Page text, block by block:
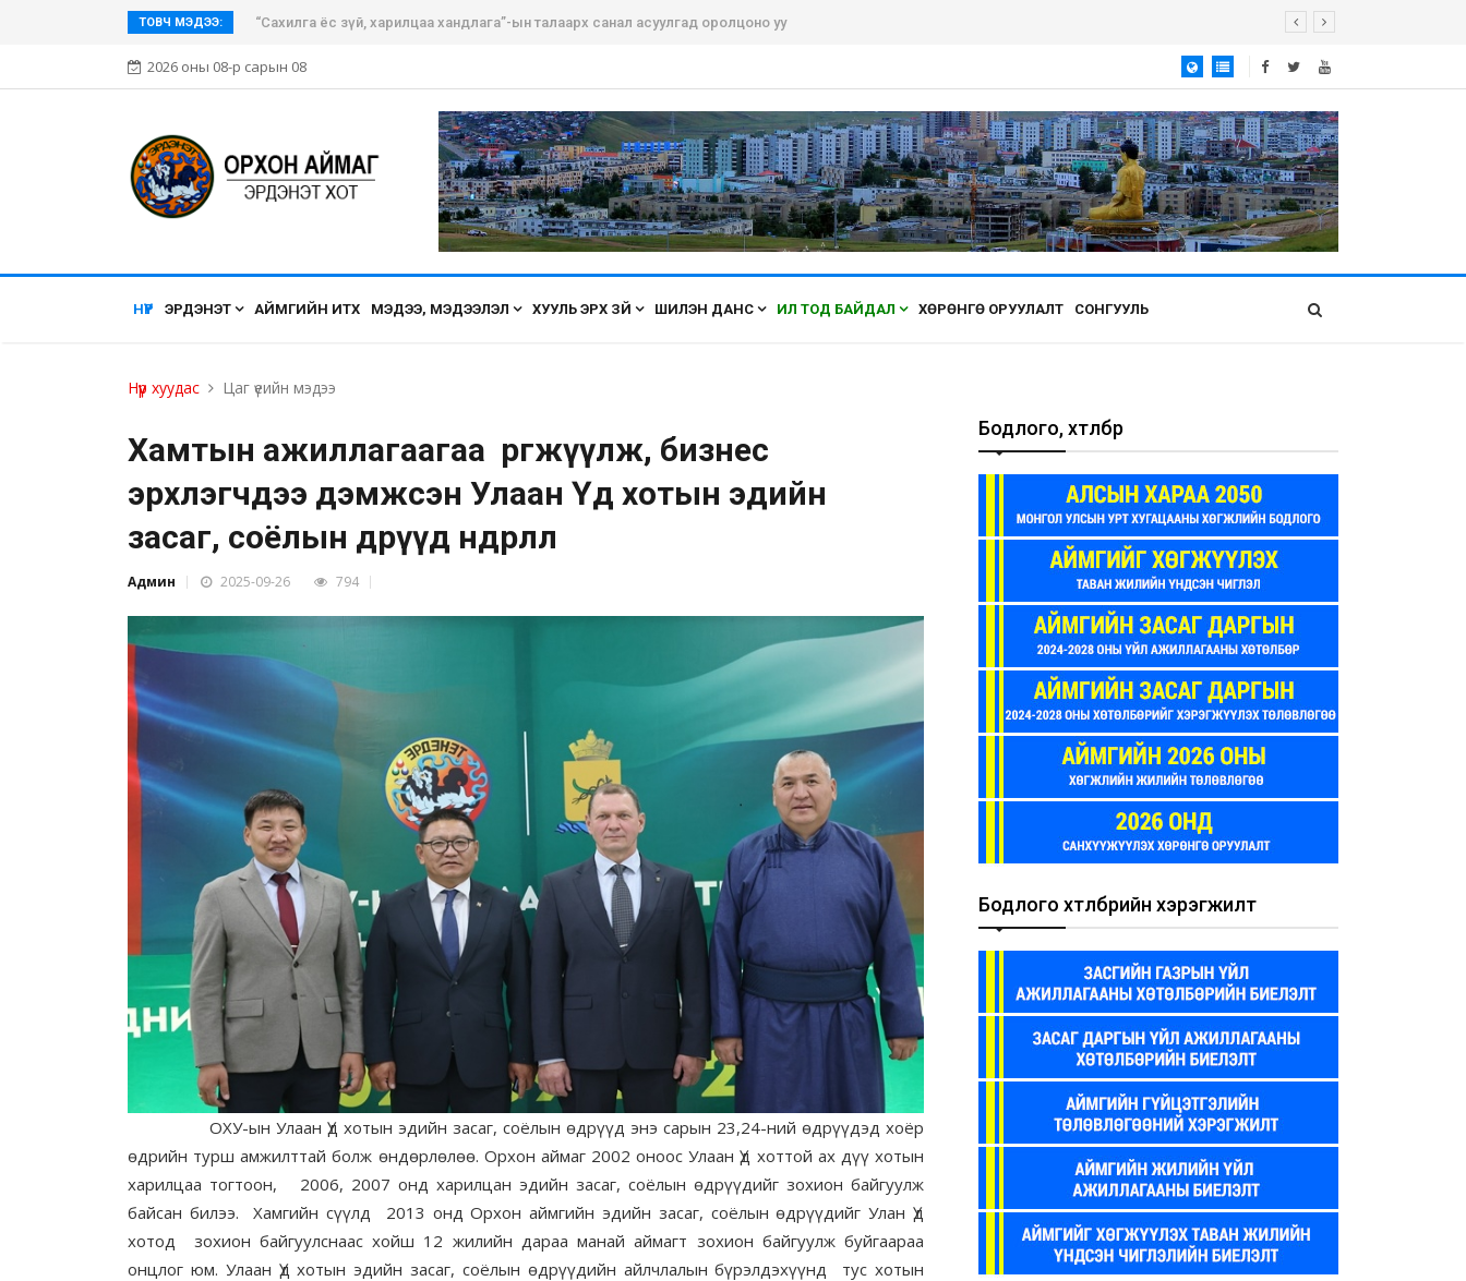
ТОВЧ МЭДЭЭ: “Сахилга ёс зүй, харилцаа хандлага”-ын талаарх санал асуулгад оролцоно уу
2026 оны 08-р сарын 08
НҮҮР ЭРДЭНЭТ АЙМГИЙН ИТХ МЭДЭЭ, МЭДЭЭЛЭЛ ХУУЛЬ ЭРХ ЗҮЙ ШИЛЭН ДАНС ИЛ ТОД БАЙДАЛ ХӨРӨНГӨ ОРУУЛАЛТ СОНГУУЛЬ
Нүүр хуудас Цаг үеийн мэдээ
Хамтын ажиллагаагаа өргөжүүлж, бизнес
эрхлэгчдээ дэмжсэн Улаан Үд хотын эдийн
засаг, соёлын өдрүүд өндөрлөлөө
Админ 2025-09-26 794
ОХУ-ын Улаан Үд хотын эдийн засаг, соёлын өдрүүд энэ сарын 23,24-ний өдрүүдэд хоёр
өдрийн турш амжилттай болж өндөрлөлөө. Орхон аймаг 2002 оноос Улаан Үд хоттой ах дүү хотын
харилцаа тогтоон, 2006, 2007 онд харилцан эдийн засаг, соёлын өдрүүдийг зохион байгуулж
байсан билээ. Хамгийн сүүлд 2013 онд Орхон аймгийн эдийн засаг, соёлын өдрүүдийг Улан Үд
хотод зохион байгуулснаас хойш 12 жилийн дараа манай аймагт зохион байгуулж буйгаараа
онцлог юм. Улаан Үд хотын эдийн засаг, соёлын өдрүүдийн айлчлалын бүрэлдэхүүнд тус хотын
Бодлого, хөтөлбөр
Бодлого хөтөлбөрийн хэрэгжилт